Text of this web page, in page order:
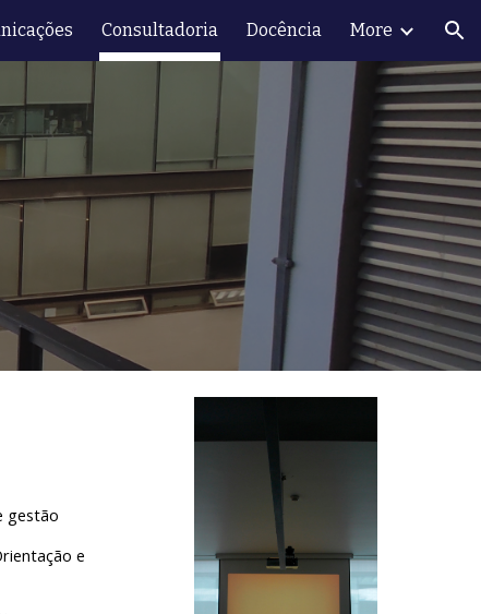
Consultadoria Docência More
gestão
e